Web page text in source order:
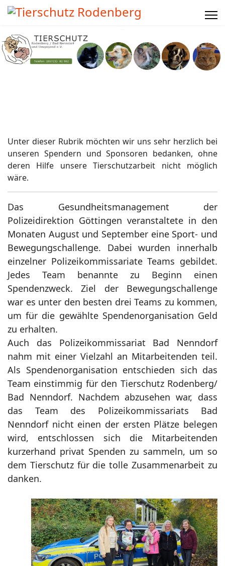
Unter dieser Rubrik möchten wir uns sehr herzlich bei
unseren Spendern und Sponsoren bedanken, ohne
deren Hilfe unsere Tierschutzarbeit nicht möglich
wäre.
Das Gesundheitsmanagement der
Polizeidirektion Göttingen veranstaltete in den
Monaten August und September eine Sport- und
Bewegungschallenge. Dabei wurden innerhalb
einzelner Polizeikommissariate Teams gebildet.
Jedes Team benannte zu Beginn einen
Spendenzweck. Ziel der Bewegungschallenge
war es unter den besten drei Teams zu kommen,
um für die gewählte Spendenorganisation Geld
zu erhalten.
Auch das Polizeikommissariat Bad Nenndorf
nahm mit einer Vielzahl an Mitarbeitenden teil.
Als Spendenorganisation entschieden sich das
Team einstimmig für den Tierschutz Rodenberg/
Bad Nenndorf. Nachdem abzusehen war, dass
das Team des Polizeikommissariats Bad
Nenndorf nicht einen der ersten Plätze belegen
wird, entschlossen sich die Mitarbeitenden
kurzerhand privat Spenden zu sammeln, um so
dem Tierschutz für die tolle Zusammenarbeit zu
danken.